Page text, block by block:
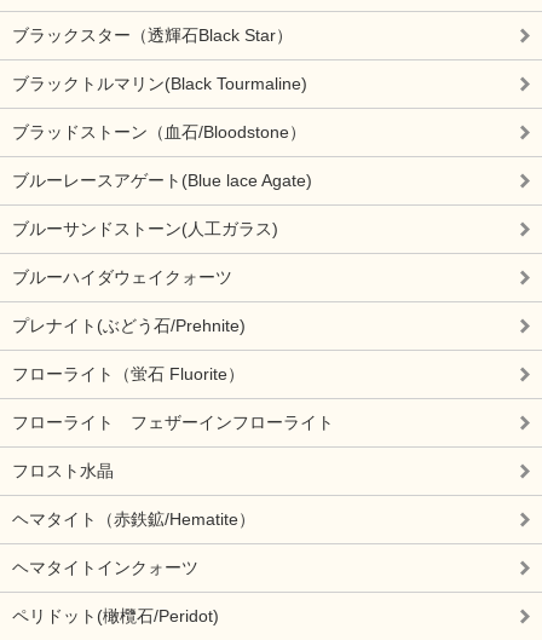
ブラックスター（透輝石Black Star）
ブラックトルマリン(Black Tourmaline)
ブラッドストーン（血石/Bloodstone）
ブルーレースアゲート(Blue lace Agate)
ブルーサンドストーン(人工ガラス)
ブルーハイダウェイクォーツ
プレナイト(ぶどう石/Prehnite)
フローライト（蛍石 Fluorite）
フローライト フェザーインフローライト
フロスト水晶
ヘマタイト（赤鉄鉱/Hematite）
ヘマタイトインクォーツ
ペリドット(橄欖石/Peridot)